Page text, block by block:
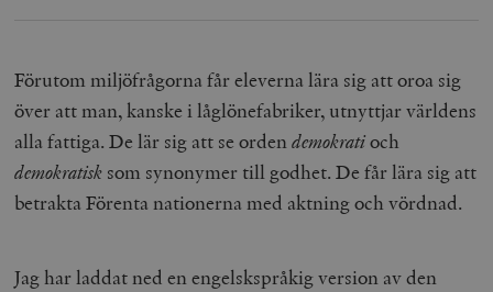
Förutom miljöfrågorna får eleverna lära sig att oroa sig
över att man, kanske i låglönefabriker, utnyttjar världens
alla fattiga. De lär sig att se ordendemokratioch
demokratisk som synonymer till godhet. De får lära sig att
betrakta Förenta nationerna med aktning och vördnad.
Jag har laddat ned en engelskspråkig version av den